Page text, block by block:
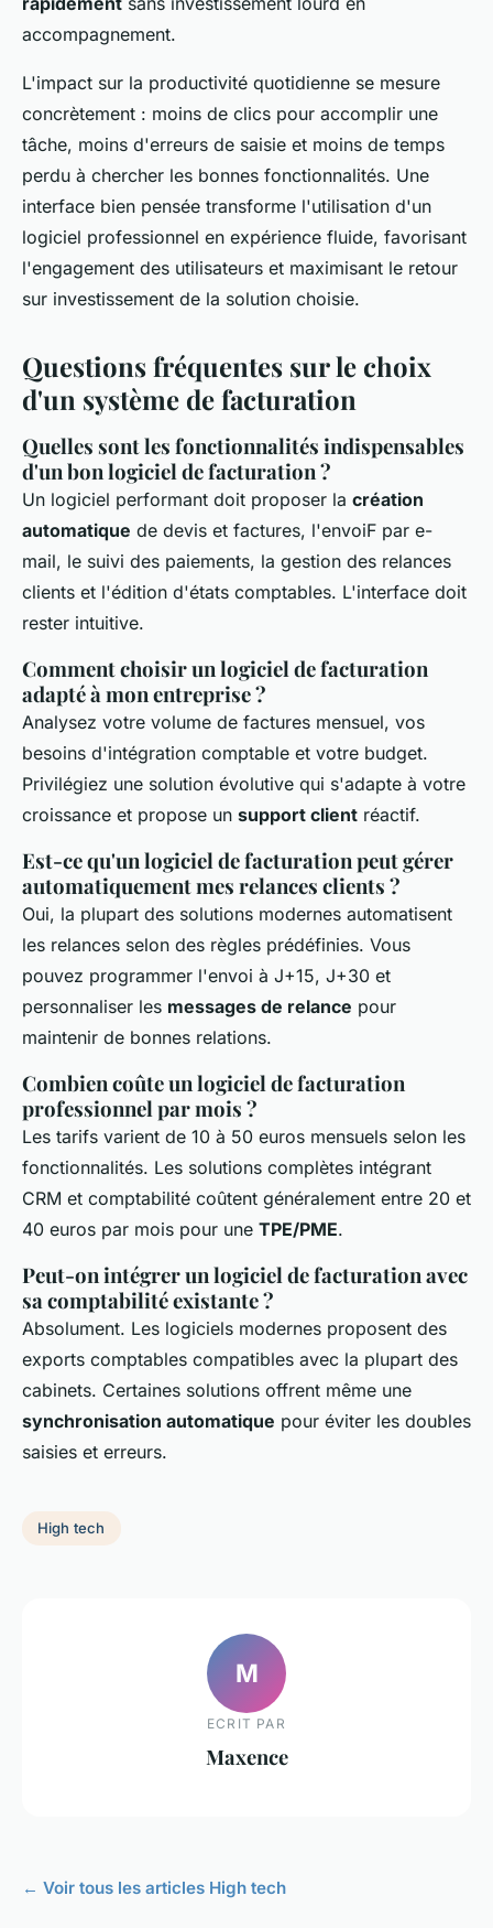
accompagnement.
L'impact sur la productivité quotidienne se mesure
concrètement : moins de clics pour accomplir une
tâche, moins d'erreurs de saisie et moins de temps
perdu à chercher les bonnes fonctionnalités. Une
interface bien pensée transforme l'utilisation d'un
logiciel professionnel en expérience fluide, favorisant
l'engagement des utilisateurs et maximisant le retour
sur investissement de la solution choisie.
Questions fréquentes sur le choix
d'un système de facturation
Quelles sont les fonctionnalités indispensables
d'un bon logiciel de facturation ?
Un logiciel performant doit proposer la création
automatique de devis et factures, l'envoiF par e-
mail, le suivi des paiements, la gestion des relances
clients et l'édition d'états comptables. L'interface doit
rester intuitive.
Comment choisir un logiciel de facturation
adapté à mon entreprise ?
Analysez votre volume de factures mensuel, vos
besoins d'intégration comptable et votre budget.
Privilégiez une solution évolutive qui s'adapte à votre
croissance et propose un support client réactif.
Est-ce qu'un logiciel de facturation peut gérer
automatiquement mes relances clients ?
Oui, la plupart des solutions modernes automatisent
les relances selon des règles prédéfinies. Vous
pouvez programmer l'envoi à J+15, J+30 et
personnaliser les messages de relance pour
maintenir de bonnes relations.
Combien coûte un logiciel de facturation
professionnel par mois ?
Les tarifs varient de 10 à 50 euros mensuels selon les
fonctionnalités. Les solutions complètes intégrant
CRM et comptabilité coûtent généralement entre 20 et
40 euros par mois pour une TPE/PME.
Peut-on intégrer un logiciel de facturation avec
sa comptabilité existante ?
Absolument. Les logiciels modernes proposent des
exports comptables compatibles avec la plupart des
cabinets. Certaines solutions offrent même une
synchronisation automatique pour éviter les doubles
saisies et erreurs.
High tech
M
ECRIT PAR
Maxence
← Voir tous les articles High tech